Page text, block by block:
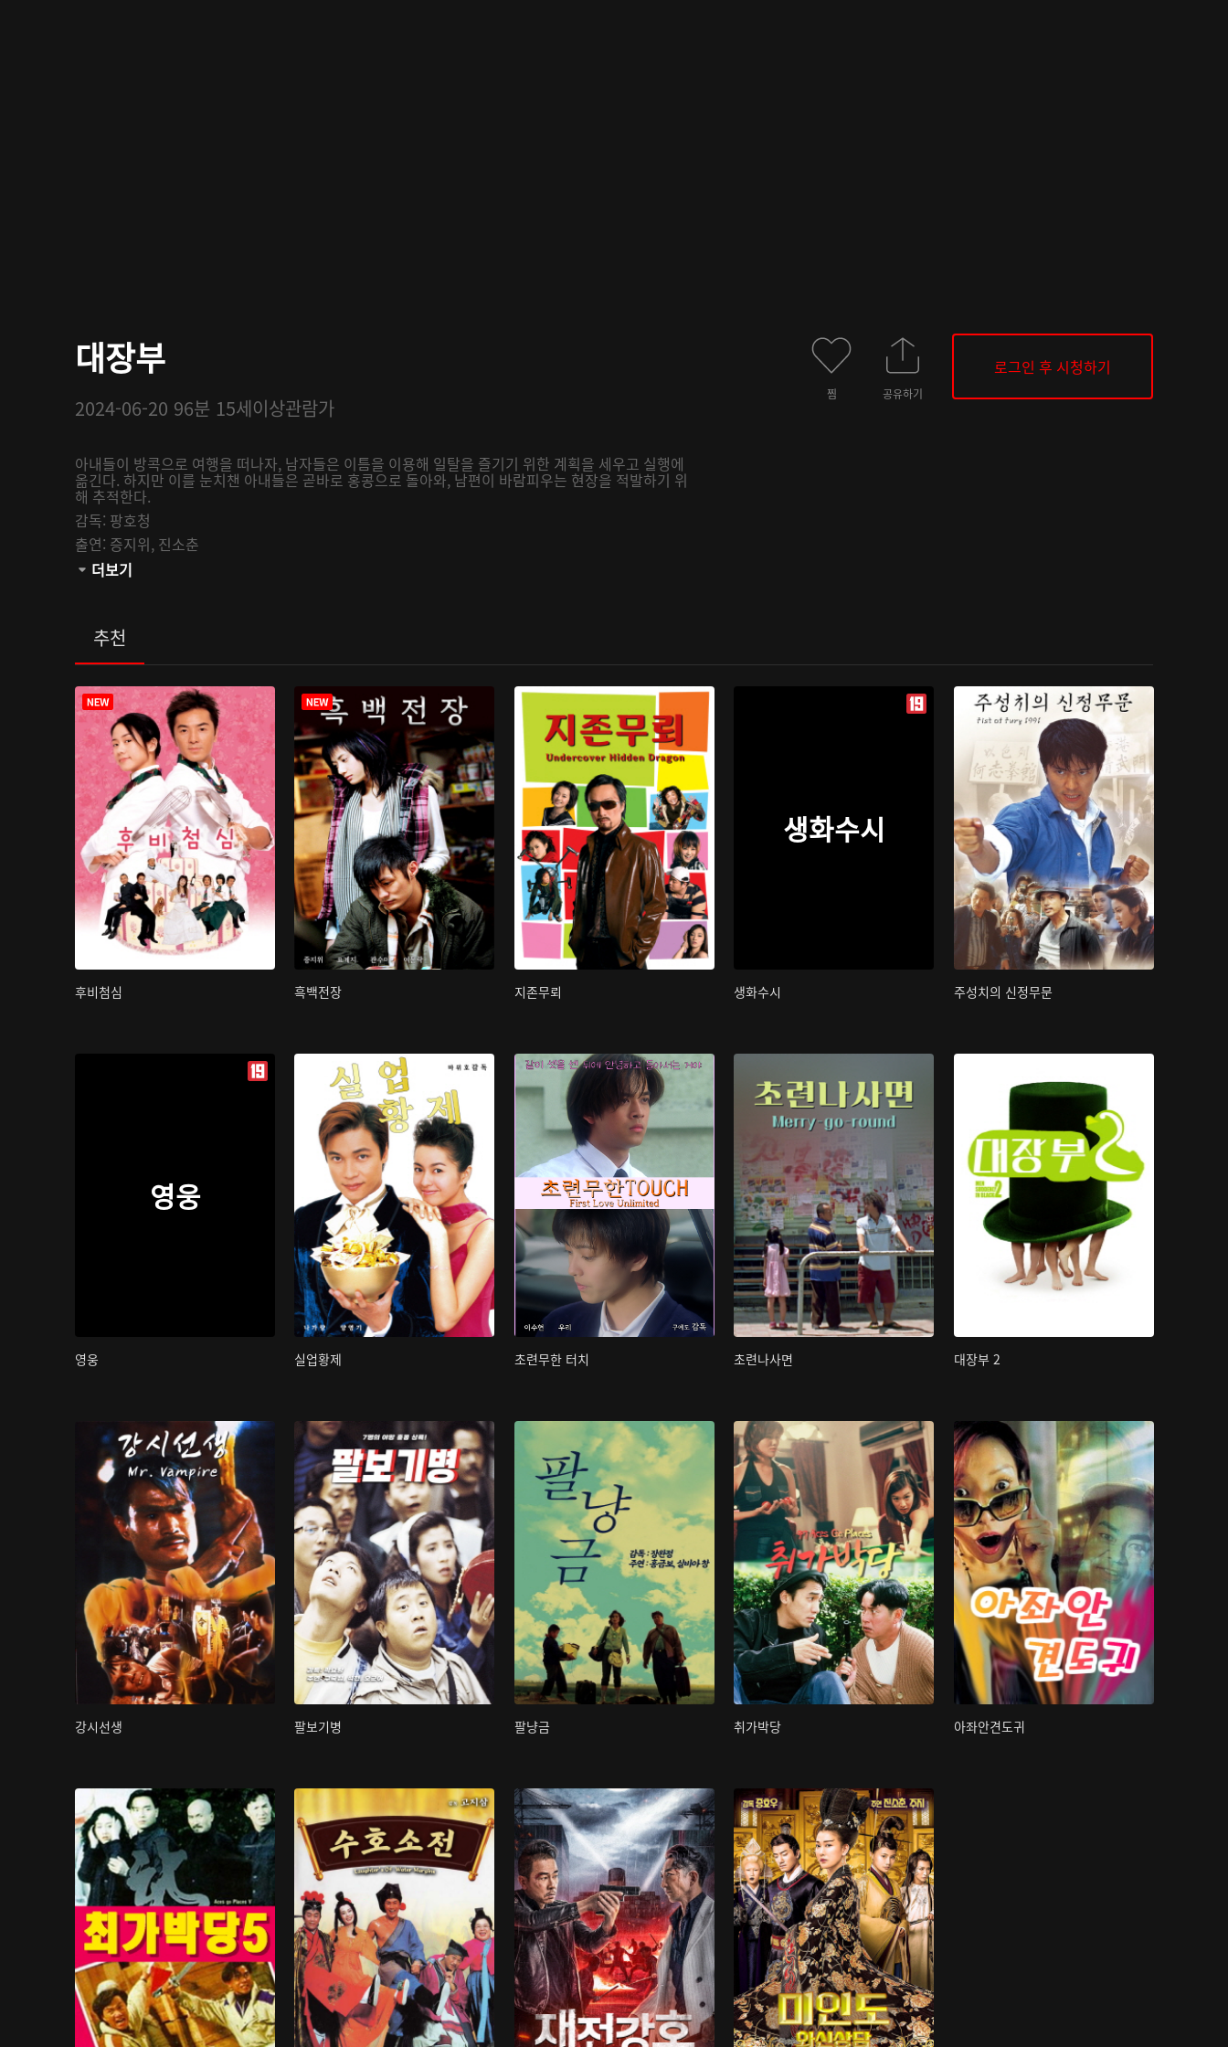
대장부
2024-06-20 96분 15세이상관람가
아내들이 방콕으로 여행을 떠나자, 남자들은 이틈을 이용해 일탈을 즐기기 위한 계획을 세우고 실행에
옮긴다. 하지만 이를 눈치챈 아내들은 곧바로 홍콩으로 돌아와, 남편이 바람피우는 현장을 적발하기 위
해 추적한다.
감독: 팡호청
출연: 증지위, 진소춘
관람등급:
더보기
찜 공유하기
로그인 후 시청하기
추천
후비첨심 흑백전장 지존무뢰
생화수시
생화수시 주성치의 신정무문
영웅
영웅 실업황제 초련무한 터치 초련나사면 대장부 2
강시선생 팔보기병 팔냥금 취가박당 아좌안견도귀